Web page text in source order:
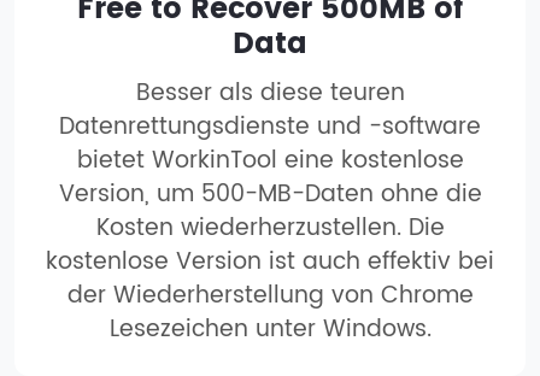
Free to Recover 500MB of
Data
Besser als diese teuren
Datenrettungsdienste und -software
bietet WorkinTool eine kostenlose
Version, um 500-MB-Daten ohne die
Kosten wiederherzustellen. Die
kostenlose Version ist auch effektiv bei
der Wiederherstellung von Chrome
Lesezeichen unter Windows.